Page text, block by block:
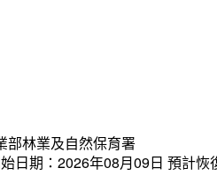
部林業及自然保育署
日期：2026年08月09日 預計